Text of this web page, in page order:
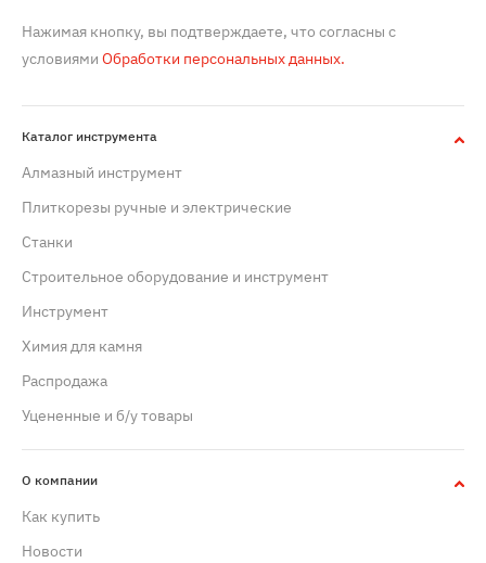
Нажимая кнопку, вы подтверждаете, что согласны с
условиями Обработки персональных данных.
Каталог инструмента
Алмазный инструмент
Плиткорезы ручные и электрические
Станки
Строительное оборудование и инструмент
Инструмент
Химия для камня
Распродажа
Уцененные и б/у товары
О компании
Как купить
Новости